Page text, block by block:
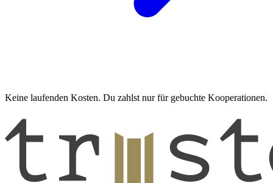
Keine laufenden Kosten. Du zahlst nur für gebuchte Kooperationen.